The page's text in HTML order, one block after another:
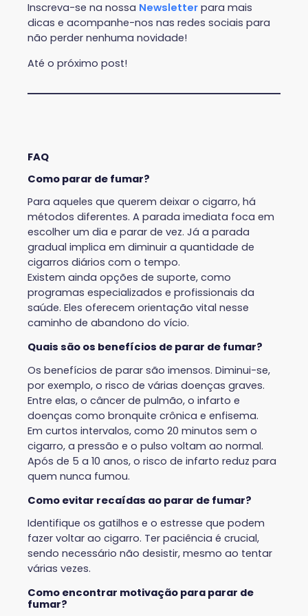
Inscreva-se na nossa Newsletter para mais
dicas e acompanhe-nos nas redes sociais para
não perder nenhuma novidade!
Até o próximo post!
FAQ
Como parar de fumar?
Para aqueles que querem deixar o cigarro, há
métodos diferentes. A parada imediata foca em
escolher um dia e parar de vez. Já a parada
gradual implica em diminuir a quantidade de
cigarros diários com o tempo.
Existem ainda opções de suporte, como
programas especializados e profissionais da
saúde. Eles oferecem orientação vital nesse
caminho de abandono do vício.
Quais são os benefícios de parar de fumar?
Os benefícios de parar são imensos. Diminui-se,
por exemplo, o risco de várias doenças graves.
Entre elas, o câncer de pulmão, o infarto e
doenças como bronquite crônica e enfisema.
Em curtos intervalos, como 20 minutos sem o
cigarro, a pressão e o pulso voltam ao normal.
Após de 5 a 10 anos, o risco de infarto reduz para
quem nunca fumou.
Como evitar recaídas ao parar de fumar?
Identifique os gatilhos e o estresse que podem
fazer voltar ao cigarro. Ter paciência é crucial,
sendo necessário não desistir, mesmo ao tentar
várias vezes.
Como encontrar motivação para parar de
fumar?